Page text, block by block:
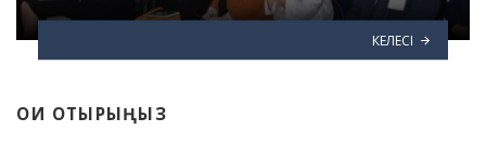
КЕЛЕСІ
ОҚИ ОТЫРЫҢЫЗ